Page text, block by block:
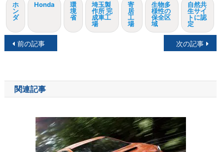
ホ
ン
ダ
Honda
環
境
省
埼玉製
作所 完
成車工
場
寄
居
工
場
生物多
様性の
保全区
域
自然共
生サイ
トに認
定
投
ナ
ビ
前の記事 次の記事
関連記事